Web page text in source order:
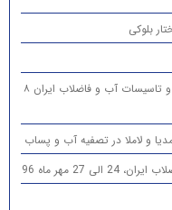
پانزدهمين دوره نمایشگاه بین المللی صنعت آب و تاسیسات آب و فاضلاب ایران ۸
و لاملا در تصفیه آب و پساب
مهر ماه 96